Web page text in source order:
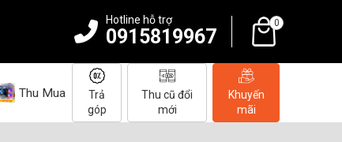
Hotline hỗ trợ
0915819967
0
Thu Mua
Trả
góp
Thu cũ đổi
mới
Khuyến
mãi